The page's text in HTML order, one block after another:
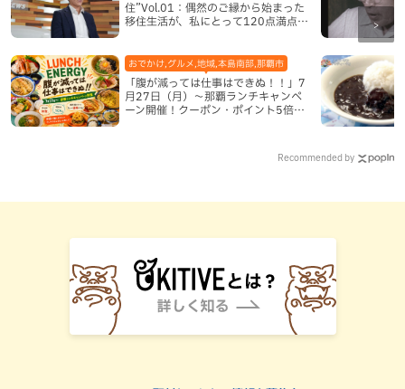
住”Vol.01：偶然のご縁から始まった
移住生活が、私にとって120点満点に
「腹が減っては仕事はできぬ！！」7
月27日（月）〜那覇ランチキャンペ
ーン開催！クーポン・ポイント5倍・
おでかけ,グルメ,地域,本島南部,那覇市
Recommended by